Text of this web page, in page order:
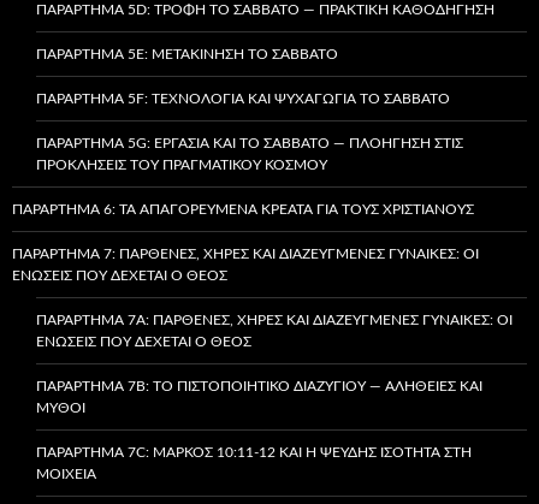
ΠΑΡΆΡΤΗΜΑ 5D: ΤΡΟΦΉ ΤΟ ΣΆΒΒΑΤΟ — ΠΡΑΚΤΙΚΉ ΚΑΘΟΔΉΓΗΣΗ
ΠΑΡΆΡΤΗΜΑ 5E: ΜΕΤΑΚΊΝΗΣΗ ΤΟ ΣΆΒΒΑΤΟ
ΠΑΡΆΡΤΗΜΑ 5F: ΤΕΧΝΟΛΟΓΊΑ ΚΑΙ ΨΥΧΑΓΩΓΊΑ ΤΟ ΣΆΒΒΑΤΟ
ΠΑΡΆΡΤΗΜΑ 5G: ΕΡΓΑΣΊΑ ΚΑΙ ΤΟ ΣΆΒΒΑΤΟ — ΠΛΟΉΓΗΣΗ ΣΤΙΣ
ΠΡΟΚΛΉΣΕΙΣ ΤΟΥ ΠΡΑΓΜΑΤΙΚΟΎ ΚΌΣΜΟΥ
ΠΑΡΆΡΤΗΜΑ 6: ΤΑ ΑΠΑΓΟΡΕΥΜΈΝΑ ΚΡΈΑΤΑ ΓΙΑ ΤΟΥΣ ΧΡΙΣΤΙΑΝΟΎΣ
ΠΑΡΆΡΤΗΜΑ 7: ΠΑΡΘΈΝΕΣ, ΧΉΡΕΣ ΚΑΙ ΔΙΑΖΕΥΓΜΈΝΕΣ ΓΥΝΑΊΚΕΣ: ΟΙ
ΕΝΏΣΕΙΣ ΠΟΥ ΔΈΧΕΤΑΙ Ο ΘΕΌΣ
ΠΑΡΆΡΤΗΜΑ 7A: ΠΑΡΘΈΝΕΣ, ΧΉΡΕΣ ΚΑΙ ΔΙΑΖΕΥΓΜΈΝΕΣ ΓΥΝΑΊΚΕΣ: ΟΙ
ΕΝΏΣΕΙΣ ΠΟΥ ΔΈΧΕΤΑΙ Ο ΘΕΌΣ
ΠΑΡΆΡΤΗΜΑ 7B: ΤΟ ΠΙΣΤΟΠΟΙΗΤΙΚΌ ΔΙΑΖΥΓΊΟΥ — ΑΛΉΘΕΙΕΣ ΚΑΙ
ΜΎΘΟΙ
ΠΑΡΆΡΤΗΜΑ 7C: ΜΆΡΚΟΣ 10:11-12 ΚΑΙ Η ΨΕΥΔΉΣ ΙΣΌΤΗΤΑ ΣΤΗ
ΜΟΙΧΕΊΑ